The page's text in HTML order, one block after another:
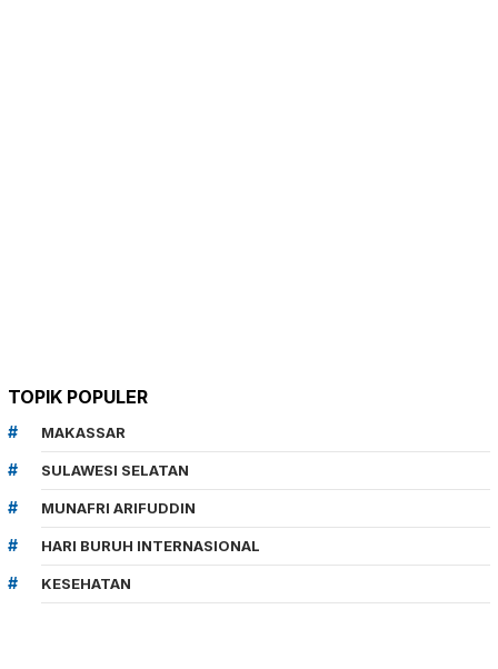
TOPIK POPULER
MAKASSAR
SULAWESI SELATAN
MUNAFRI ARIFUDDIN
HARI BURUH INTERNASIONAL
KESEHATAN